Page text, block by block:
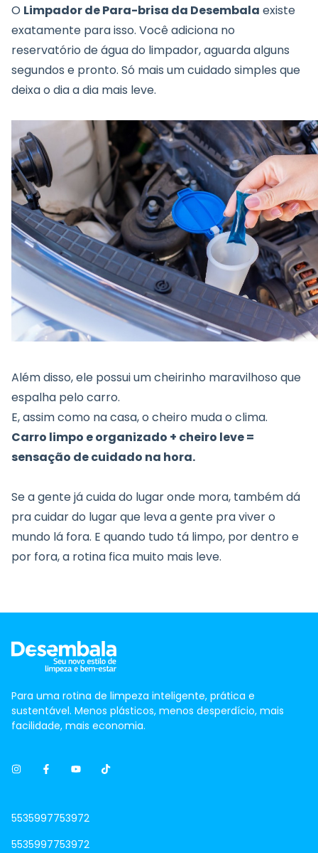
O Limpador de Para-brisa da Desembala existe
exatamente para isso. Você adiciona no
reservatório de água do limpador, aguarda alguns
segundos e pronto. Só mais um cuidado simples que
deixa o dia a dia mais leve.
Além disso, ele possui um cheirinho maravilhoso que
espalha pelo carro.
E, assim como na casa, o cheiro muda o clima.
Carro limpo e organizado + cheiro leve =
sensação de cuidado na hora.
Se a gente já cuida do lugar onde mora, também dá
pra cuidar do lugar que leva a gente pra viver o
mundo lá fora. E quando tudo tá limpo, por dentro e
por fora, a rotina fica muito mais leve.
Para uma rotina de limpeza inteligente, prática e
sustentável. Menos plásticos, menos desperdício, mais
facilidade, mais economia.
5535997753972
5535997753972